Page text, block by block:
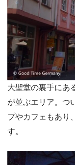
大聖堂の裏手にあ
が並ぶエリア。つ
プやカフェもあり
す。